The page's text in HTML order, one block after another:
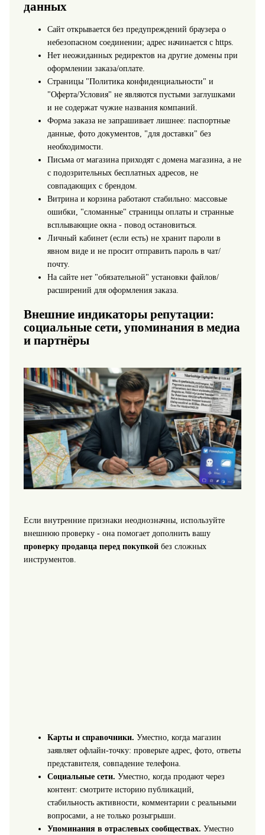
данных
Сайт открывается без предупреждений браузера о
небезопасном соединении; адрес начинается с https.
Нет неожиданных редиректов на другие домены при
оформлении заказа/оплате.
Страницы "Политика конфиденциальности" и
"Оферта/Условия" не являются пустыми заглушками
и не содержат чужие названия компаний.
Форма заказа не запрашивает лишнее: паспортные
данные, фото документов, "для доставки" без
необходимости.
Письма от магазина приходят с домена магазина, а не
с подозрительных бесплатных адресов, не
совпадающих с брендом.
Витрина и корзина работают стабильно: массовые
ошибки, "сломанные" страницы оплаты и странные
всплывающие окна - повод остановиться.
Личный кабинет (если есть) не хранит пароли в
явном виде и не просит отправить пароль в чат/
почту.
На сайте нет "обязательной" установки файлов/
расширений для оформления заказа.
Внешние индикаторы репутации:
социальные сети, упоминания в медиа
и партнёры
Если внутренние признаки неоднозначны, используйте
внешнюю проверку - она помогает дополнить вашу
проверку продавца перед покупкойбез сложных
инструментов.
Карты и справочники. Уместно, когда магазин
заявляет офлайн-точку: проверьте адрес, фото, ответы
представителя, совпадение телефона.
Социальные сети. Уместно, когда продают через
контент: смотрите историю публикаций,
стабильность активности, комментарии с реальными
вопросами, а не только розыгрыши.
Упоминания в отраслевых сообществах. Уместно